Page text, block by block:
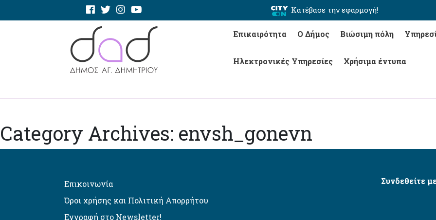
Κατέβασε την εφαρμογή!
Επικαιρότητα Ο Δήμος Βιώσιμη πόλη
Ηλεκτρονικές Υπηρεσίες Χρήσιμα έντυπα
Category Archives: envsh_gonevn
Επικοινωνία
Όροι χρήσης και Πολιτική Απορρήτου
Εγγραφή στο Newsletter!
Συνδεθείτε